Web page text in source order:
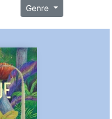
Genre